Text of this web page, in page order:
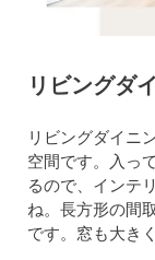
リビングダ
リビングダイニ
空間です。入っ
るので、インテ
ね。長方形の間
です。窓も大き